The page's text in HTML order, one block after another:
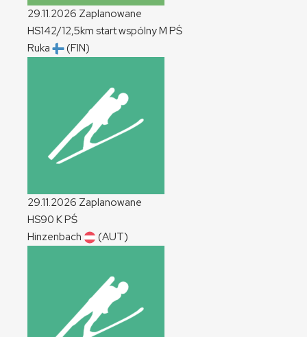
29.11.2026 Zaplanowane
HS142/12,5km start wspólnyM PŚ
Ruka
(FIN)
29.11.2026 Zaplanowane
HS90 KPŚ
Hinzenbach
(AUT)